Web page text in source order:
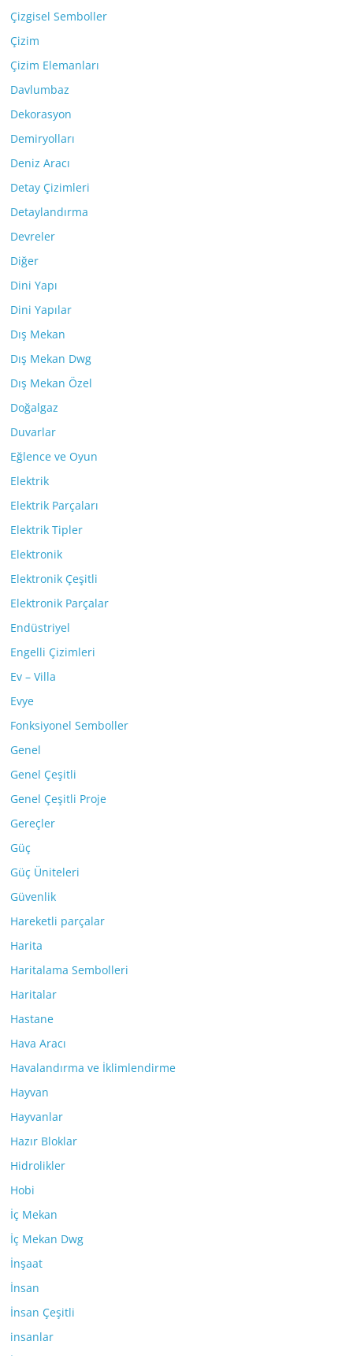
Çizgisel Semboller
Çizim
Çizim Elemanları
Davlumbaz
Dekorasyon
Demiryolları
Deniz Aracı
Detay Çizimleri
Detaylandırma
Devreler
Diğer
Dini Yapı
Dini Yapılar
Dış Mekan
Dış Mekan Dwg
Dış Mekan Özel
Doğalgaz
Duvarlar
Eğlence ve Oyun
Elektrik
Elektrik Parçaları
Elektrik Tipler
Elektronik
Elektronik Çeşitli
Elektronik Parçalar
Endüstriyel
Engelli Çizimleri
Ev – Villa
Evye
Fonksiyonel Semboller
Genel
Genel Çeşitli
Genel Çeşitli Proje
Gereçler
Güç
Güç Üniteleri
Güvenlik
Hareketli parçalar
Harita
Haritalama Sembolleri
Haritalar
Hastane
Hava Aracı
Havalandırma ve İklimlendirme
Hayvan
Hayvanlar
Hazır Bloklar
Hidrolikler
Hobi
İç Mekan
İç Mekan Dwg
İnşaat
İnsan
İnsan Çeşitli
insanlar